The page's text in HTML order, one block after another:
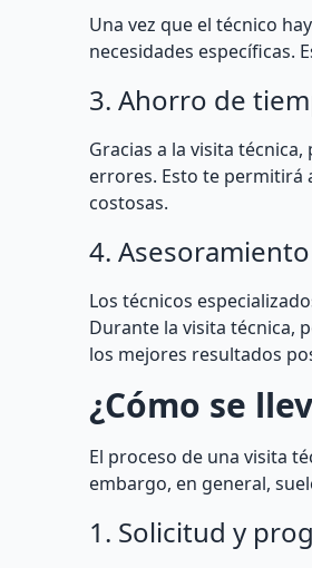
Una vez que el técnico
necesidades específicas.
3. Ahorro de
Gracias a la visita
errores. Esto te permitirá
costosas.
4.
Los técnicos
Durante la visita técnica,
los mejores resultados
¿Cómo se
El proceso de una visita
embargo, en general,
1. Solicitud y